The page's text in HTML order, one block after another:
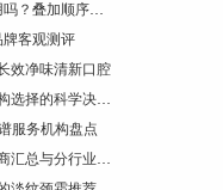
2026年8月外卖红包、神券、商家券能一起用吗？叠加顺序看结算页
客观测评
效净味清新口腔
三圈交集法：2026杭州公办国际高中备考机构选择的科学决策路径
服务机构盘点
振动传感器厂家选型全景报告：国内知名厂商汇总与分行业应用差异深度解析